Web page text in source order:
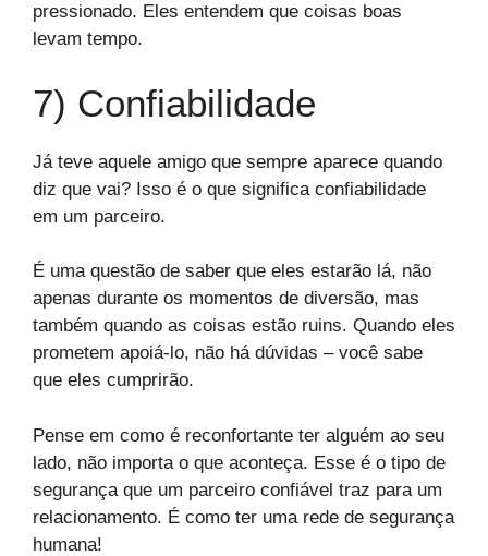
pressionado. Eles entendem que coisas boas
levam tempo.
7) Confiabilidade
Já teve aquele amigo que sempre aparece quando
diz que vai? Isso é o que significa confiabilidade
em um parceiro.
É uma questão de saber que eles estarão lá, não
apenas durante os momentos de diversão, mas
também quando as coisas estão ruins. Quando eles
prometem apoiá-lo, não há dúvidas – você sabe
que eles cumprirão.
Pense em como é reconfortante ter alguém ao seu
lado, não importa o que aconteça. Esse é o tipo de
segurança que um parceiro confiável traz para um
relacionamento. É como ter uma rede de segurança
humana!